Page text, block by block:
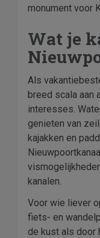
monument voor
Wat je
Als
breed scala aan
interesses.
genieten van
kajakken en
kanalen.
Voor wie liever
fiets- en
de kust als door